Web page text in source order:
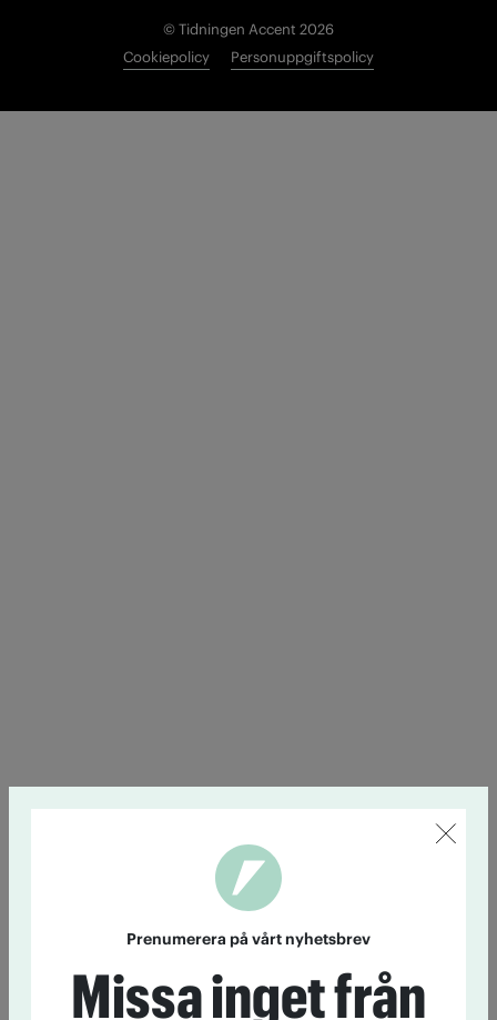
© Tidningen Accent 2026
Cookiepolicy
Personuppgiftspolicy
Prenumerera på vårt nyhetsbrev
Missa inget från